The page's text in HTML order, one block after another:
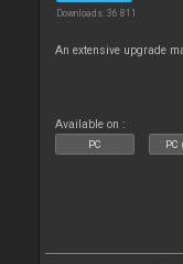
Downloads: 36 811
An extensive upgrade
Available on :
PC PC